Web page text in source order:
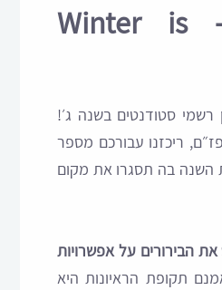
שנה ג’ – Winter is
סטודנטים בשנה ג׳!
ריכזנו עבורכם מספר
השנה בה תסגרו את מקום
אל תדחו לדקה ה-90 את הבירורים על אפשרויות
תקופת הראיונות היא